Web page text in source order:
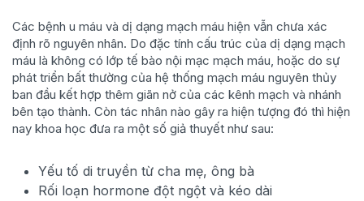
Các bệnh u máu và dị dạng mạch máu hiện vẫn chưa xác
định rõ nguyên nhân. Do đặc tính cấu trúc của dị dạng mạch
máu là không có lớp tế bào nội mạc mạch máu, hoặc do sự
phát triển bất thường của hệ thống mạch máu nguyên thủy
ban đầu kết hợp thêm giãn nở của các kênh mạch và nhánh
bên tạo thành. Còn tác nhân nào gây ra hiện tượng đó thì hiện
nay khoa học đưa ra một số giả thuyết như sau:
Yếu tố di truyền từ cha mẹ, ông bà
Rối loạn hormone đột ngột và kéo dài